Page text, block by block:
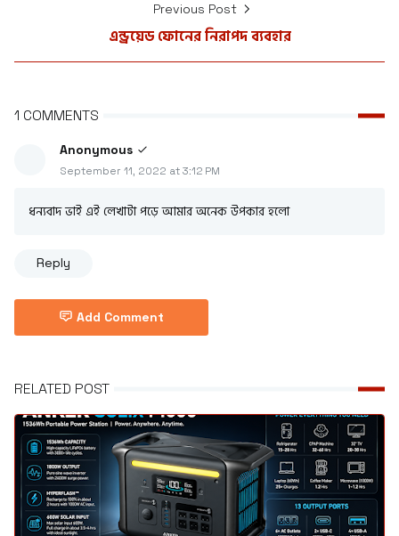
Previous Post
এন্ড্রয়েড ফোনের নিরাপদ ব্যবহার
1 COMMENTS
Anonymous
September 11, 2022 at 3:12 PM
ধন্যবাদ ভাই এই লেখাটা পড়ে আমার অনেক উপকার হলো
Reply
Add Comment
RELATED POST